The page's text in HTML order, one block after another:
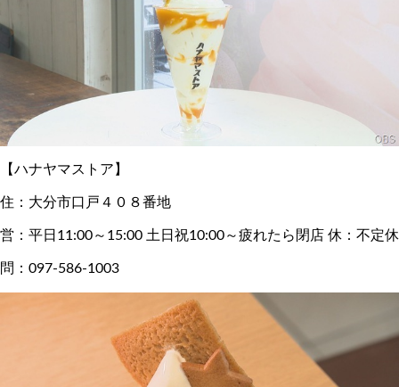
【ハナヤマストア】
住：大分市口戸４０８番地
営：平日11:00～15:00 土日祝10:00～疲れたら閉店 休：不定休
問：097-586-1003